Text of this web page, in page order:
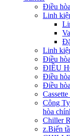
Điều
Linh
Linh
Điều
ĐIỀU
Điều
Điều
Công
hòa
Chiller
z.Biến